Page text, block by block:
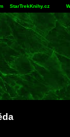
StarTrekKnihy.cz